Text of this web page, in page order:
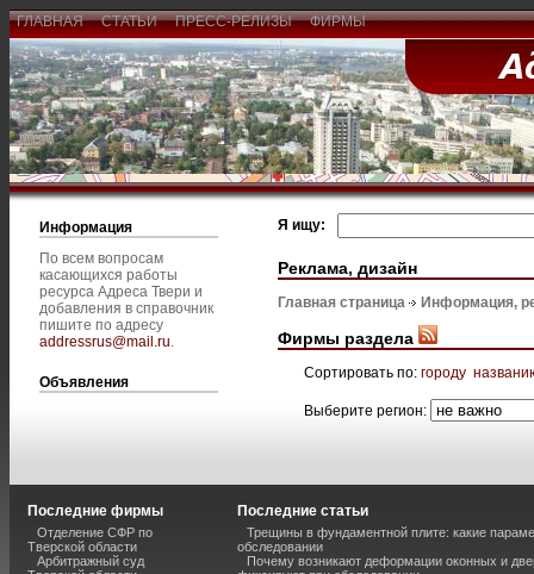
ГЛАВНАЯ СТАТЬИ ПРЕСС-РЕЛИЗЫ ФИРМЫ
Информация
По всем вопросам
касающихся работы
ресурса Адреса Твери и
добавления в справочник
пишите по адресу
addressrus@mail.ru.
Объявления
Я ищу:
Реклама, дизайн
Главная страница Информация,
Фирмы раздела
Сортировать по: городу
Выберите регион:
Последние фирмы
Отделение СФР по
Тверской области
Арбитражный суд
Последние статьи
Трещины в фундаментной плите: какие
обследовании
Почему возникают деформации оконных и